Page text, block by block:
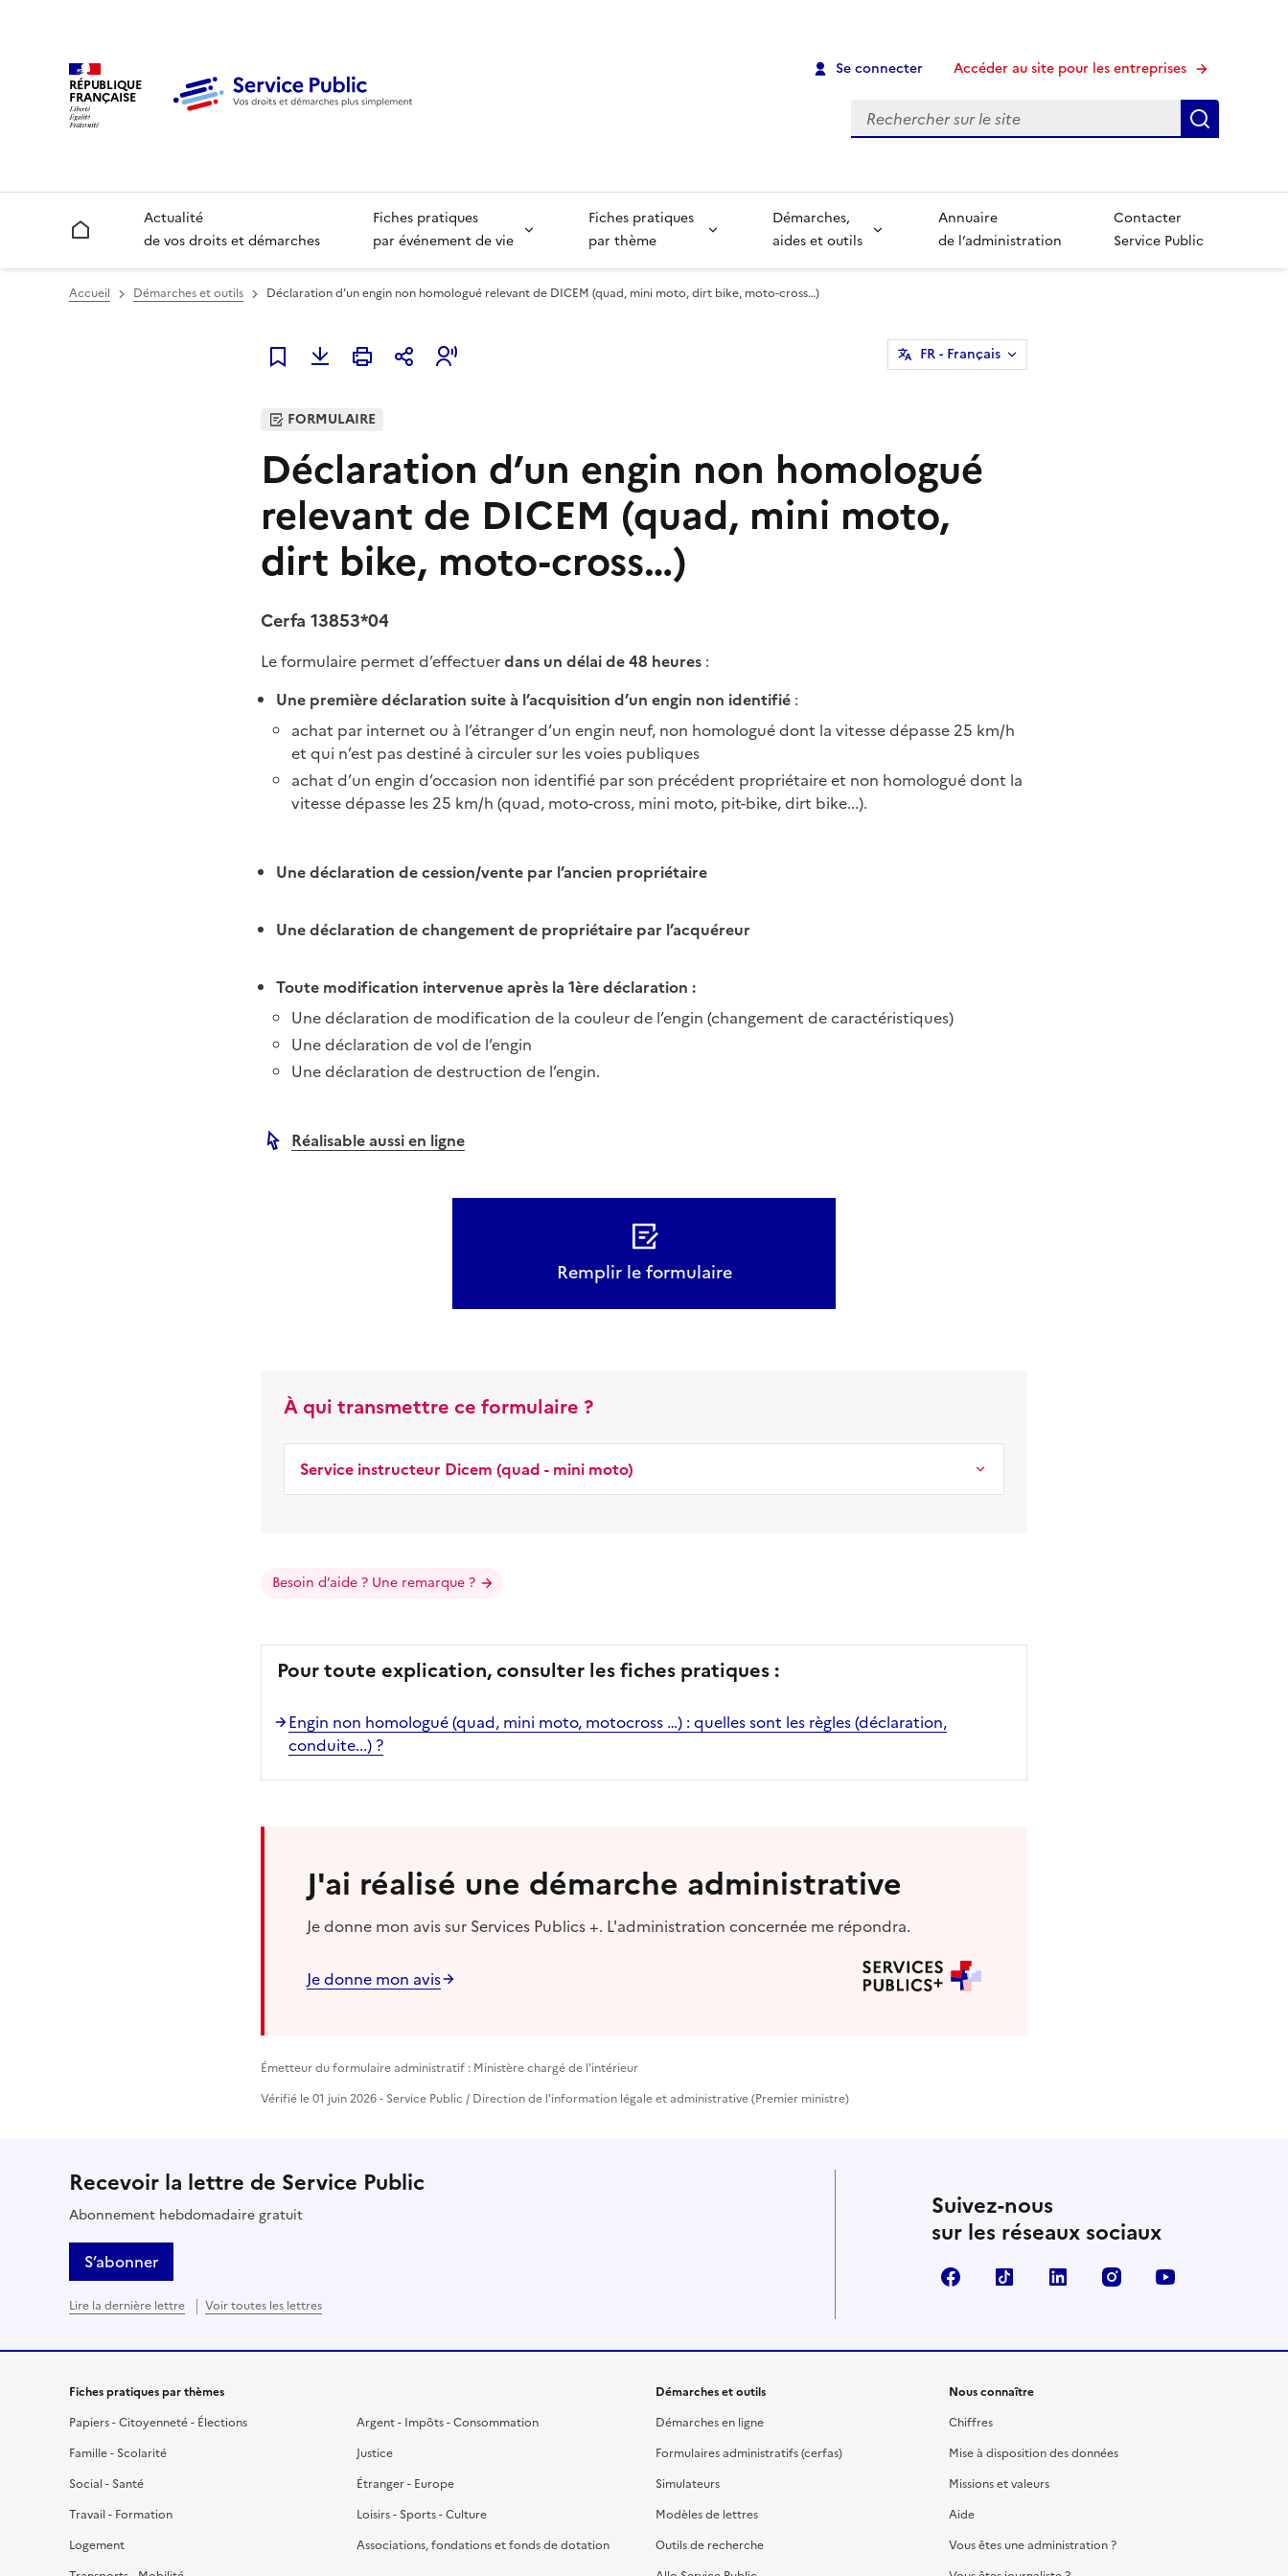
RÉPUBLIQUE
FRANÇAISE
Se connecter Accéder au site pour les entreprises
Recherche
Accueil
Actualité
de vos droits et démarches
Fiches pratiques
par événement de vie
Fiches pratiques
par thème
Démarches,
aides et outils
Annuaire
de l’administration
Contacter
Service Public
Accueil Démarches et outils Déclaration d’un engin non homologué relevant de DICEM (quad, mini moto, dirt bike, moto-cross…)
Ajouter à mes favoris
FR- Français
FORMULAIRE
Déclaration d’un engin non homologué
relevant de DICEM (quad, mini moto,
dirt bike, moto-cross…)
Cerfa 13853*04
Le formulaire permet d’effectuerdans un délai de 48 heures :
Une première déclaration suite à l’acquisition d’un engin non identifié :
achat par internet ou à l’étranger d’un engin neuf, non homologué dont la vitesse dépasse 25 km/h
et qui n’est pas destiné à circuler sur les voies publiques
achat d’un engin d’occasion non identifié par son précédent propriétaire et non homologué dont la
vitesse dépasse les 25 km/h (quad, moto-cross, mini moto, pit-bike, dirt bike...).
Une déclaration de cession/vente par l’ancien propriétaire
Une déclaration de changement de propriétaire par l’acquéreur
Toute modification intervenue après la 1ère déclaration :
Une déclaration de modification de la couleur de l’engin (changement de caractéristiques)
Une déclaration de vol de l’engin
Une déclaration de destruction de l’engin.
Réalisable aussi en ligne
Remplir le formulaire
À qui transmettre ce formulaire ?
Service instructeur Dicem (quad - mini moto)
Besoin d’aide ? Une remarque ?
Pour toute explication, consulter les fiches pratiques :
Engin non homologué (quad, mini moto, motocross …) : quelles sont les règles (déclaration,
conduite...) ?
J'ai réalisé une démarche administrative
Je donne mon avis sur Services Publics +. L'administration concernée me répondra.
Je donne mon avis
Émetteur du formulaire administratif : Ministère chargé de l'intérieur
Vérifié le 01 juin 2026 - Service Public / Direction de l'information légale et administrative (Premier ministre)
Recevoir la lettre de Service Public
Abonnement hebdomadaire gratuit
S’abonner
Lire la dernière lettre Voir toutes les lettres
Suivez-nous
sur les réseaux sociaux
FacebookTikTok LinkedIn Instagram
Fiches pratiques par thèmes
Papiers - Citoyenneté - Élections
Famille - Scolarité
Social - Santé
Travail - Formation
Logement
Argent - Impôts - Consommation
Justice
Étranger - Europe
Loisirs - Sports - Culture
Associations, fondations et fonds de dotation
Démarches et outils
Démarches en ligne
Formulaires administratifs (cerfas)
Simulateurs
Modèles de lettres
Outils de recherche
Nous connaître
Chiffres
Mise à disposition des données
Missions et valeurs
Aide
Vous êtes une administration ?